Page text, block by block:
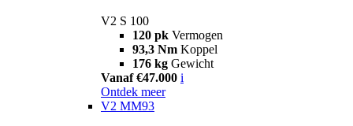
V2 S 100
120 pk Vermogen
93,3 Nm Koppel
176 kg Gewicht
Vanaf €47.000 i
Ontdek meer
V2 MM93